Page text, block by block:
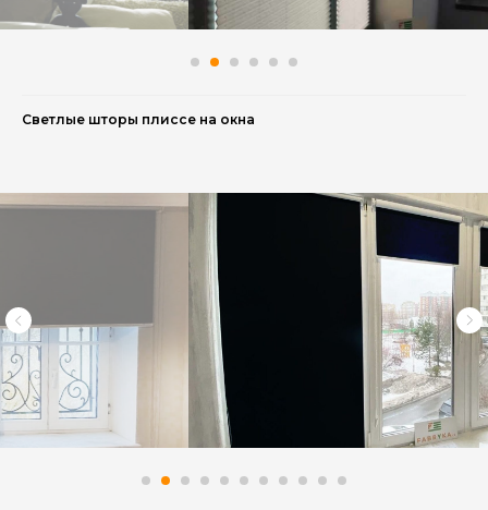
Светлые шторы плиссе на окна